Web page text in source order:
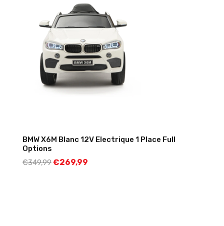
BMW X6M Blanc 12V Electrique 1 Place Full
Options
€349,99€269,99